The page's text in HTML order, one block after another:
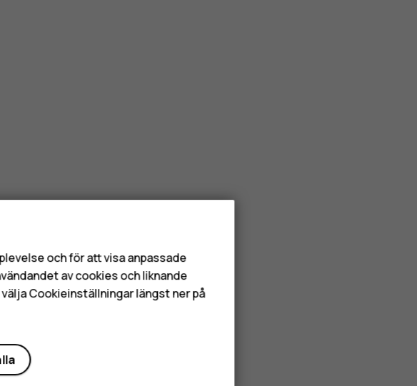
och för att visa anpassade
av cookies och liknande
Cookieinställningar längst ner på